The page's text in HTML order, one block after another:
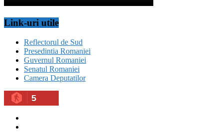
Link-uri utile
Reflectorul de Sud
Presedintia Romaniei
Guvernul Romaniei
Senatul Romaniei
Camera Deputatilor
5